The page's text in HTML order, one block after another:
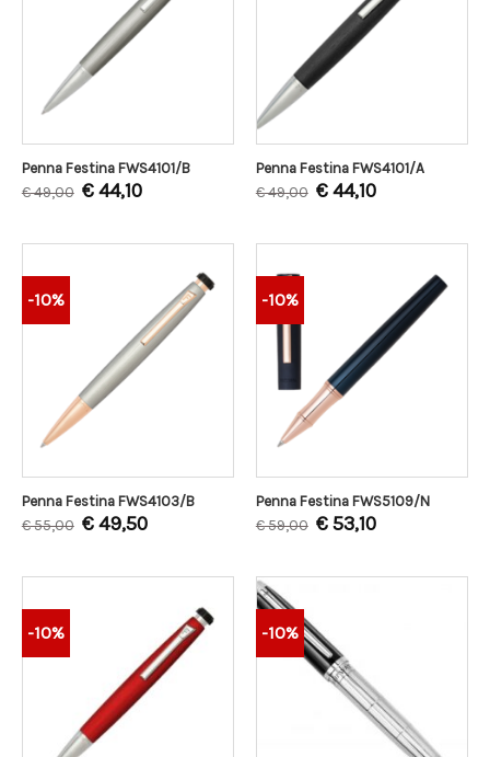
Penna Festina FWS4101/B
€49,00 €44,10
Penna Festina FWS4101/A
€49,00 €44,10
-10%
Penna Festina FWS4103/B
€55,00 €49,50
-10%
Penna Festina FWS5109/N
€59,00 €53,10
-10% -10%